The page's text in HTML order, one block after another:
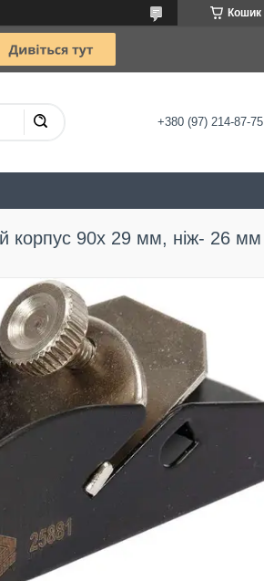
Кошик
+380 (97) 214-87-75
корпус 90х 29 мм, ніж- 26 мм